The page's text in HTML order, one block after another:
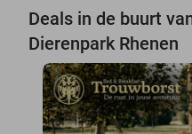
Deals in de buurt
Dierenpark Rhenen